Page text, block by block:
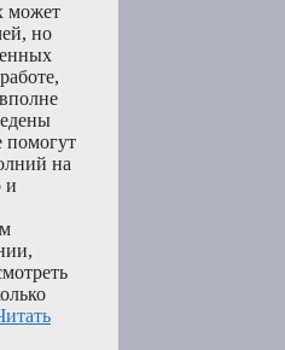
может
но
помогут
на
и